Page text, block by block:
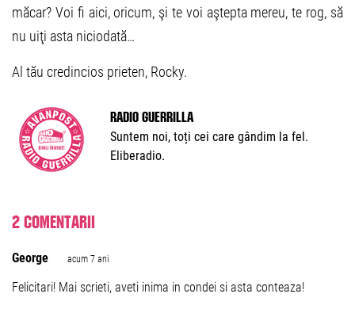
măcar? Voi fi aici, oricum, şi te voi aştepta mereu, te rog, să
nu uiţi asta niciodată…
Al tău credincios prieten, Rocky.
Radio Guerrilla
Suntem noi, toți cei care gândim la fel.
Eliberadio.
2 comentarii
George acum 7 ani
Felicitari! Mai scrieti, aveti inima in condei si asta conteaza!